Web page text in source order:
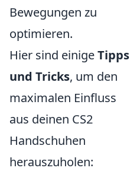
Bewegungen zu
optimieren.
Hier sind einigeTipps
und Tricks, um den
maximalen Einfluss
aus deinen CS2
Handschuhen
herauszuholen: